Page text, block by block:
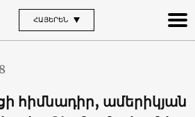
ՀԱՅԵՐԵՆ
հիմնադիր, ամերիկյան